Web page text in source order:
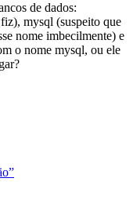
de dados:
mysql (suspeito que
nome imbecilmente) e
o nome mysql, ou ele